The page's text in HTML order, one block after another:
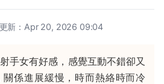
新：Apr 20, 2026 09:04
手女有好感，感覺互動不錯卻又
係進展緩慢，時而熱絡時而冷